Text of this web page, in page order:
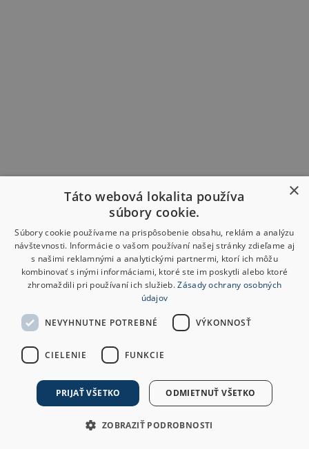
×
Táto webová lokalita používa
súbory cookie.
Súbory cookie používame na prispôsobenie obsahu, reklám a analýzu
návštevnosti. Informácie o vašom používaní našej stránky zdieľame aj
s našimi reklamnými a analytickými partnermi, ktorí ich môžu
kombinovať s inými informáciami, ktoré ste im poskytli alebo ktoré
zhromaždili pri používaní ich služieb.Zásady ochrany osobných
údajov
NEVYHNUTNE POTREBNÉ VÝKONNOSŤ
CIELENIE FUNKCIE
PRIJAŤ VŠETKO ODMIETNUŤ VŠETKO
ZOBRAZIŤ PODROBNOSTI